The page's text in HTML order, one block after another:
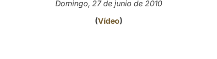
Domingo, 27 de junio de 2010
(Vídeo)